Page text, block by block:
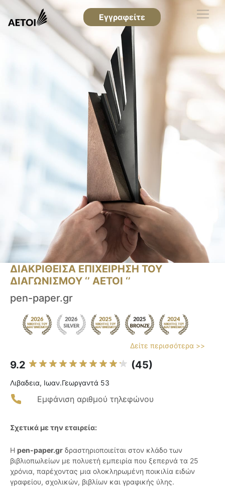
Εγγραφείτε
ΔΙΑΚΡΙΘΕΙΣΑ ΕΠΙΧΕΙΡΗΣΗ ΤΟΥ
ΔΙΑΓΩΝΙΣΜΟΥ ‘’ ΑΕΤΟΙ ‘’
pen-paper.gr
Δείτε περισσότερα >>
9.2 (45)
Λιβαδεια, Ιωαν.Γεωργαντά 53
Εμφάνιση αριθμού τηλεφώνου
Σχετικά με την εταιρεία:
Η pen-paper.gr δραστηριοποιείται στον κλάδο των
βιβλιοπωλείων με πολυετή εμπειρία που ξεπερνά τα 25
χρόνια, παρέχοντας μια ολοκληρωμένη ποικιλία ειδών
γραφείου, σχολικών, βιβλίων και γραφικής ύλης.